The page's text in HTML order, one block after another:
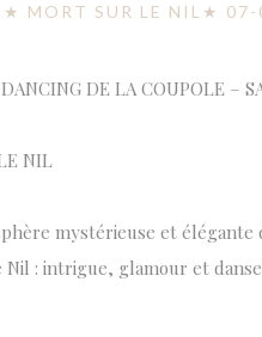
★ MORT SUR LE NIL★
DE LA COUPOLE –
NIL
mystérieuse et élégante
: intrigue, glamour et